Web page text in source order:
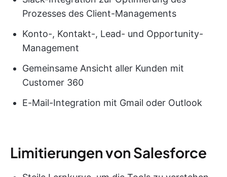
Prozesses des Client-Managements
Konto-, Kontakt-, Lead- und Opportunity-
Management
Gemeinsame Ansicht aller Kunden mit
Customer 360
E-Mail-Integration mit Gmail oder Outlook
Limitierungen von Salesforce